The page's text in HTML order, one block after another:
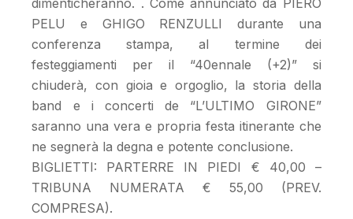
PELU e GHIGO RENZULLI durante una
conferenza stampa, al termine dei
festeggiamenti per il “40ennale (+2)” si
chiuderà, con gioia e orgoglio, la storia della
band e i concerti de “L’ULTIMO GIRONE”
saranno una vera e propria festa itinerante che
ne segnerà la degna e potente conclusione.
BIGLIETTI: PARTERRE IN PIEDI € 40,00 –
TRIBUNA NUMERATA € 55,00 (PREV.
COMPRESA).